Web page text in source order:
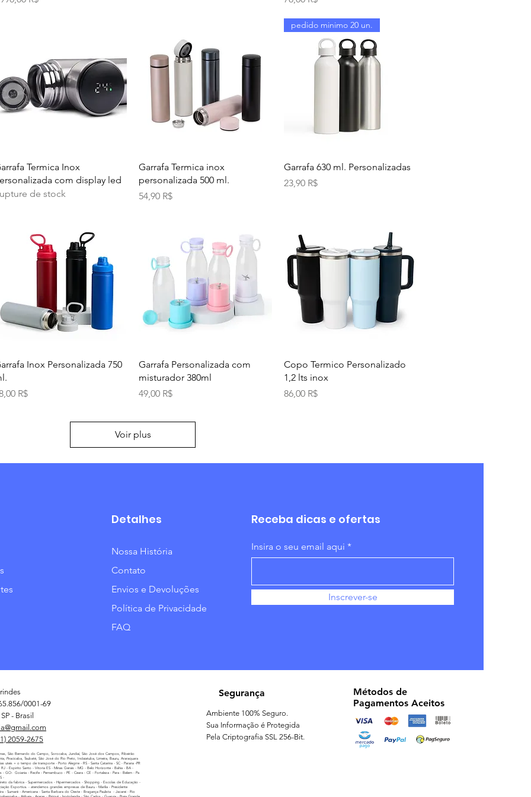
Aperçu rapide
Termica Inox
com display led
de stock
Aperçu rapide
Garrafa Termica inox
personalizada 500 ml.
Prix
54,90 R$
Aperçu rapide
pedido minimo 20 un.
Garrafa 630 ml. Personalizadas
Prix
23,90 R$
Aperçu rapide
Inox Personalizada 750
R$
Aperçu rapide
Garrafa Personalizada com
misturador 380ml
Prix
49,00 R$
Aperçu rapide
Copo Termico Personalizado
1,2 lts inox
Prix
86,00 R$
Voir plus
Detalhes
Nossa História
Contato
Envios e Devoluções
Política de Privacidade
FAQ
Receba dicas e ofertas
Insira o seu email aqui
Inscrever-se
0001-69
- Brasil
2059-2675
São Bernardo do Campo, Sorocaba, Jundiaí, São José dos Campos, Ribeirão
Piracicaba, Taubaté, São José do Rio Preto, Indaiatuba, Limeira, Bauru, Araraquara
uteis + o tempo de transporte - Porto Alegrre - RS - Santa Catarina - SC - Parana -PR
- Espirito Santo - Vitoria ES - Minas Gerais - MG - Belo Horizonte - Bahia - BA -
- GO- Goiania - Recife - Pernambuco - PE - Ceara - CE - Fortaleza - Para - Belem - Pa
-
da fabrica - Supermercados - Hipermercados - Shopping - Escolas de Educação -
Esportiva. - atendemos grandes empresas de Bauru - Marilia - Presidente
- Sumaré - Americana - Santa Barbara do Oeste - Bragança Paulista - Jacarei - Rio
Segurança
Ambiente 100% Seguro.
Sua Informação é Protegida
Pela Criptografia SSL 256-Bit.
Métodos de
Pagamentos Aceitos